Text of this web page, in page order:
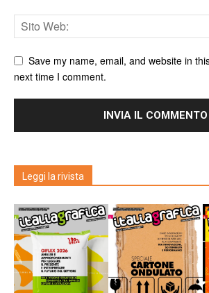
Save my name, email, and website in
next time I comment.
Leggi la rivista